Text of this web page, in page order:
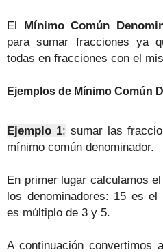
El Mínimo Común
para sumar fracciones ya
todas en fracciones con el
Ejemplos de Mínimo Común
Ejemplo 1: sumar las
mínimo común denominador.
En primer lugar calculamos
los denominadores: 15 es el
es múltiplo de 3 y 5.
A continuación convertimos